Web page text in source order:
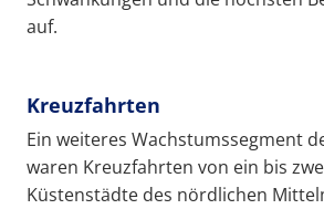
auf.
Kreuzfahrten
Ein weiteres Wachstumssegment
waren Kreuzfahrten von ein bis
Küstenstädte des nördlichen